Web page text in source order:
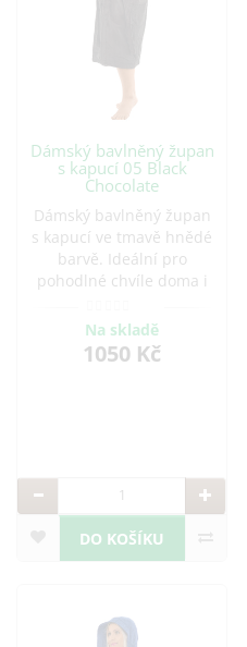
Dámský bavlněný župan
s kapucí 05 Black
Chocolate
Dámský bavlněný župan
s kapucí ve tmavě hnědé
barvě. Ideální pro
pohodlné chvíle doma i
kvalitní bavlny, která je
savá a příjemná na
dotek. Možnost přidání
Na skladě
1050 Kč
DO KOŠÍKU